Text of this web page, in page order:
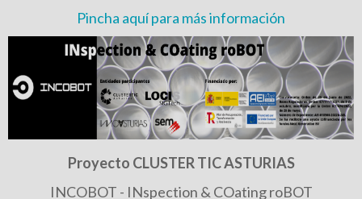
Pincha aquí para más información
Proyecto CLUSTER TIC ASTURIAS
INCOBOT - INspection & COating roBOT